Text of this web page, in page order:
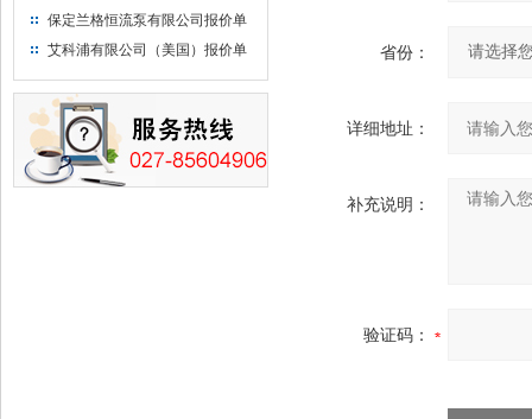
价单
保定兰格恒流泵有限公司报价单
艾科浦有限公司（美国）报价单
省份：
详细地址：
补充说明：
验证码：